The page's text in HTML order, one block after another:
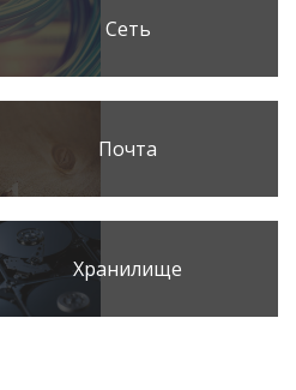
Сеть
Почта
Хранилище